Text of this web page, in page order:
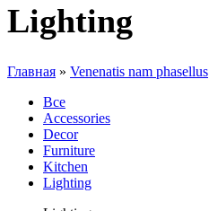
Lighting
Главная » Venenatis nam phasellus
Все
Accessories
Decor
Furniture
Kitchen
Lighting